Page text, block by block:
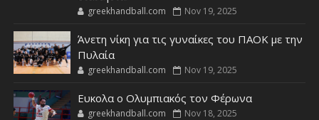
greekhandball.com Nov 19, 2025
Άνετη νίκη για τις γυναίκες του ΠΑΟΚ με την
Πυλαία
greekhandball.com Nov 19, 2025
Ευκολα ο Ολυμπιακός τον Φέρωνα
greekhandball.com Nov 18, 2025